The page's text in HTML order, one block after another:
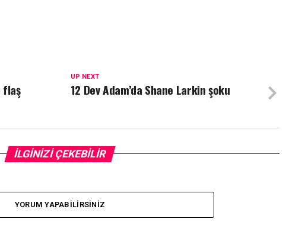
UP NEXT
12 Dev Adam’da Shane Larkin şoku
flaş
İLGİNİZİ ÇEKEBİLİR
YORUM YAPABILIRSINIZ